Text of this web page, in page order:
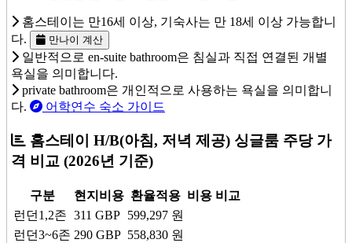
홈스테이는 만16세 이상, 기숙사는 만 18세 이상 가능합니
다.
만나이 계산
일반적으로 en-suite bathroom은 침실과 직접 연결된 개별
욕실을 의미합니다.
private bathroom은 개인적으로 사용하는 욕실을 의미합니
다.
어학연수 숙소 가이드
홈스테이 H/B(아침, 저녁 제공) 싱글룸 주당 가
격 비교 (2026년 기준)
구분 현지비용 환율적용 비용 비교
런던1,2존 311 GBP 599,297 원
런던3~6존 290 GBP 558,830 원